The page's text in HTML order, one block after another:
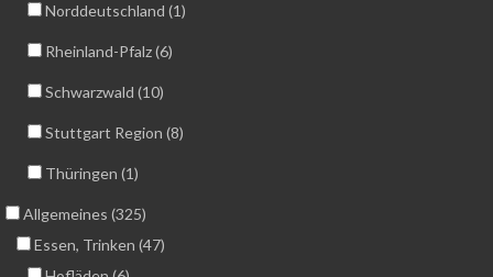
Norddeutschland (1)
Rheinland-Pfalz (6)
Schwarzwald (10)
Stuttgart Region (8)
Thüringen (1)
Allgemeines (325)
Essen, Trinken (47)